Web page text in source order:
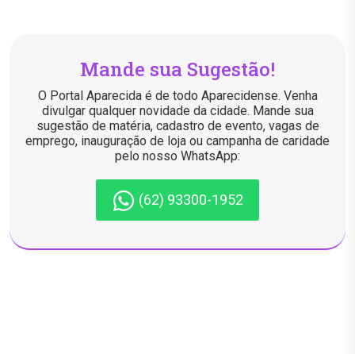
Mande sua Sugestão!
O Portal Aparecida é de todo Aparecidense. Venha
divulgar qualquer novidade da cidade. Mande sua
sugestão de matéria, cadastro de evento, vagas de
emprego, inauguração de loja ou campanha de caridade
pelo nosso WhatsApp:
(62) 93300-1952